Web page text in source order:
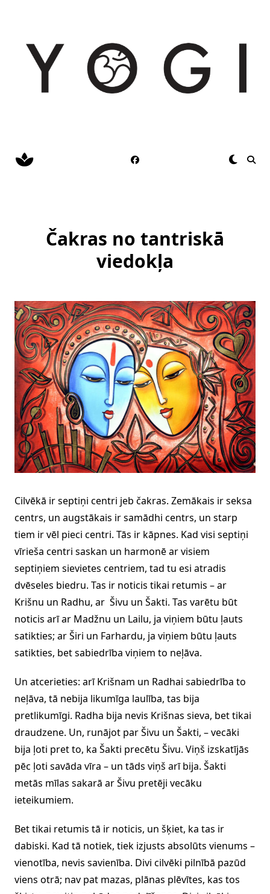
Čakras no tantriskā
viedokļa
Cilvēkā ir septiņi centri jeb čakras. Zemākais ir seksa
centrs, un augstākais ir samādhi centrs, un starp
tiem ir vēl pieci centri. Tās ir kāpnes. Kad visi septiņi
vīrieša centri saskan un harmonē ar visiem
septiņiem sievietes centriem, tad tu esi atradis
dvēseles biedru. Tas ir noticis tikai retumis – ar
Krišnu un Radhu, ar Šivu un Šakti. Tas varētu būt
noticis arī ar Madžnu un Lailu, ja viņiem būtu ļauts
satikties; ar Širi un Farhardu, ja viņiem būtu ļauts
satikties, bet sabiedrība viņiem to neļāva.
Un atcerieties: arī Krišnam un Radhai sabiedrība to
neļāva, tā nebija likumīga laulība, tas bija
pretlikumīgi. Radha bija nevis Krišnas sieva, bet tikai
draudzene. Un, runājot par Šivu un Šakti, – vecāki
bija ļoti pret to, ka Šakti precētu Šivu. Viņš izskatījās
pēc ļoti savāda vīra – un tāds viņš arī bija. Šakti
metās mīlas sakarā ar Šivu pretēji vecāku
ieteikumiem.
Bet tikai retumis tā ir noticis, un šķiet, ka tas ir
dabiski. Kad tā notiek, tiek izjusts absolūts vienums –
vienotība, nevis savienība. Divi cilvēki pilnībā pazūd
viens otrā; nav pat mazas, plānas plēvītes, kas tos